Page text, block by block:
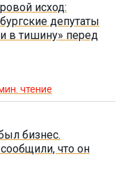
исход:
депутаты
в тишину» перед
чтение
бизнес.
что он